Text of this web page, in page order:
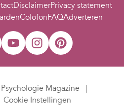
DisclaimerPrivacy statement
ColofonFAQAdverteren
Psychologie Magazine
Cookie Instellingen